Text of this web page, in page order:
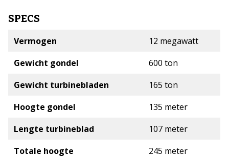
SPECS
Vermogen
12 megawatt
Gewicht gondel
600 ton
Gewicht turbinebladen
165 ton
Hoogte gondel
135 meter
Lengte turbineblad
107 meter
Totale hoogte
245 meter